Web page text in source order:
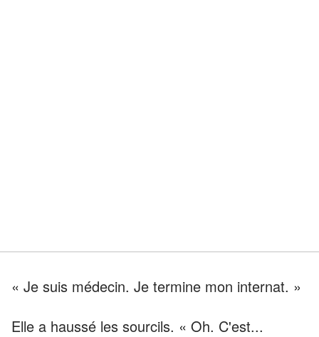
« Je suis médecin. Je termine mon internat. »
Elle a haussé les sourcils. « Oh. C'est...